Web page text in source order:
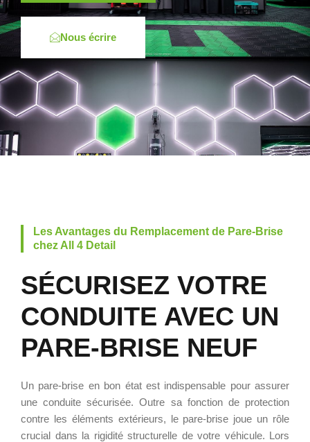
Nous écrire
Les Avantages du Remplacement de Pare-Brise
chez All 4 Detail
SÉCURISEZ VOTRE
CONDUITE AVEC UN
PARE-BRISE NEUF
Un pare-brise en bon état est indispensable pour assurer
une conduite sécurisée. Outre sa fonction de protection
contre les éléments extérieurs, le pare-brise joue un rôle
crucial dans la rigidité structurelle de votre véhicule. Lors